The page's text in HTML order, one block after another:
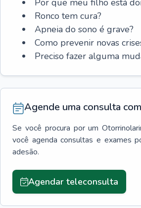
Por que meu filho está
Ronco tem cura?
Apneia do sono é grave?
Como prevenir novas
Preciso fazer alguma
Agende uma consulta
Se você procura por um
você agenda consultas e exames
adesão.
Agendar teleconsulta